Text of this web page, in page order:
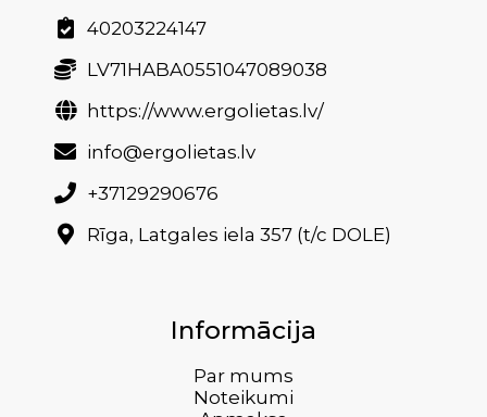
40203224147
LV71HABA0551047089038
https://www.ergolietas.lv/
info@ergolietas.lv
+37129290676
Rīga, Latgales iela 357 (t/c DOLE)
Informācija
Par mums
Noteikumi